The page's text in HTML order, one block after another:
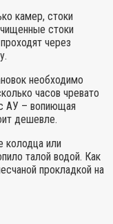
камер, стоки
стоки
через
необходимо
часов чревато
АУ – вопиющая
дешевле.
колодца или
талой водой. Как
прокладкой на